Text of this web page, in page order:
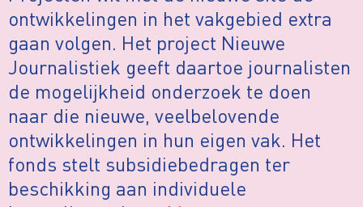
ontwikkelingen in het vakgebied extra
gaan volgen. Het project Nieuwe
Journalistiek geeft daartoe journalisten
de mogelijkheid onderzoek te doen
naar die nieuwe, veelbelovende
ontwikkelingen in hun eigen vak. Het
fonds stelt subsidiebedragen ter
beschikking aan individuele